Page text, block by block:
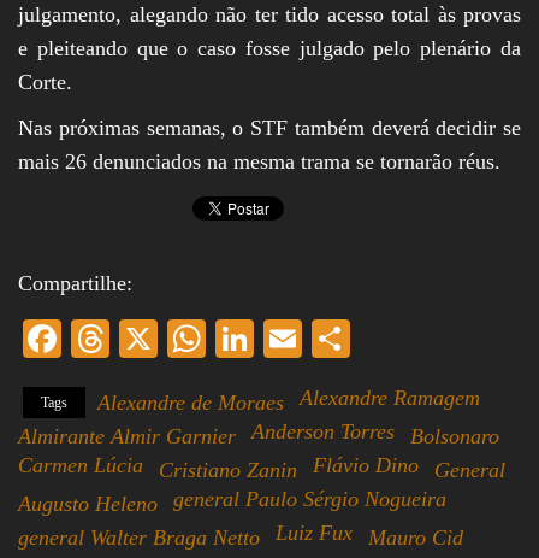
julgamento, alegando não ter tido acesso total às provas
e pleiteando que o caso fosse julgado pelo plenário da
Corte.
Nas próximas semanas, o STF também deverá decidir se
mais 26 denunciados na mesma trama se tornarão réus.
Compartilhe:
Fa
ce
bo
ok
T
ea
ds
X
W
ts
A
pp
Li
ed
In
E
ail re
Tags Alexandre de Moraes
Alexandre Ramagem
Almirante Almir Garnier
Anderson Torres
Bolsonaro
Carmen Lúcia
Cristiano Zanin Flávio Dino
General
Augusto Heleno
general Paulo Sérgio Nogueira
general Walter Braga Netto
Luiz Fux
Mauro Cid